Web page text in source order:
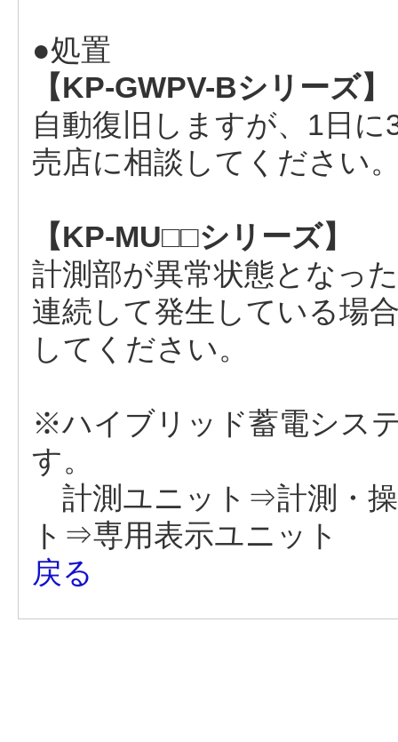
●処置
【KP-GWPV-Bシリーズ】
自動復旧しますが、1日
売店に相談してください
【KP-MU□□シリーズ】
計測部が異常状態となっ
連続して発生している場
してください。
※ハイブリッド蓄電シス
す。
計測ユニット⇒計測・
ト⇒専用表示ユニット
戻る